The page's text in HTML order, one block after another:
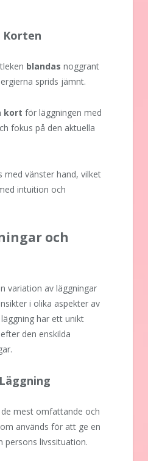
Korten
blandas noggrant
sprids jämnt.
kort för läggningen med
fokus på den aktuella
med vänster hand, vilket
intuition och
och
variation av läggningar
i olika aspekter av
har ett unikt
den enskilda
mest omfattande och
används för att ge en
persons livssituation.